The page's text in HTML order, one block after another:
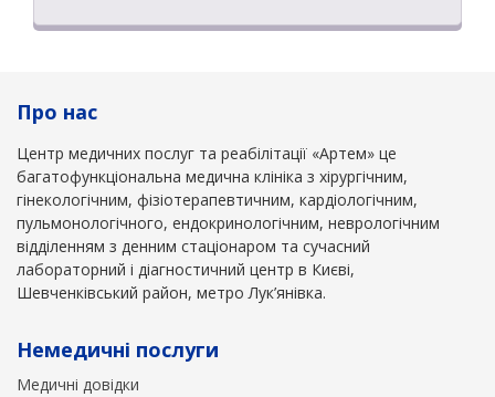
Про нас
Центр медичних послуг та реабілітації «Артем» це
багатофункціональна медична клініка з хірургічним,
гінекологічним, фізіотерапевтичним, кардіологічним,
пульмонологічного, ендокринологічним, неврологічним
відділенням з денним стаціонаром та сучасний
лабораторний і діагностичний центр в Києві,
Шевченківський район, метро Лук’янівка.
Немедичні послуги
Медичні довідки